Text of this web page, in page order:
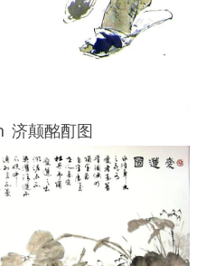
济颠酩酊图